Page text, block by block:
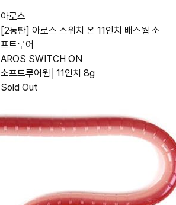
아로스
[2동탄] 아로스 스위치 온 11인치 배스웜 소
프트루어
AROS SWITCH ON
소프트루어웜│11인치 8g
Sold Out